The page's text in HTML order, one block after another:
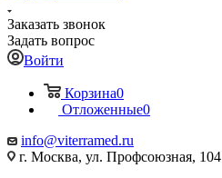
Заказать звонок
Задать вопрос
Войти
Корзина0
Отложенные0
info@viterramed.ru
г. Москва, ул. Профсоюзная, 104